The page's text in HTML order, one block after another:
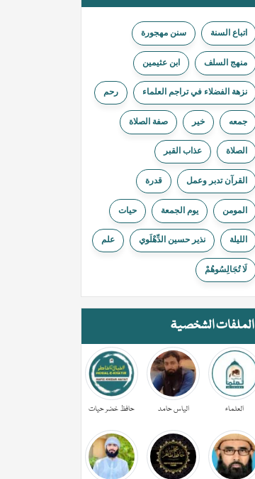
اتباع السنة سنن مهجورة
منهج السلف ابن عثيمين
نزهة الفضلاء في تراجم العلماء ﺭﺣﻢ
جمعه خیر صفة الصلاة
الصلاة عذاب القبر
القرآن تدبر وعمل قدرة
المومن يوم الجمعة حیات
الليلة نذير حسين الدِّهْلَوي علم
لَا تُجَالِسُوهُمْ
الملفات الشخصية
العلماء الیاس حامد حافظ خضر حیات